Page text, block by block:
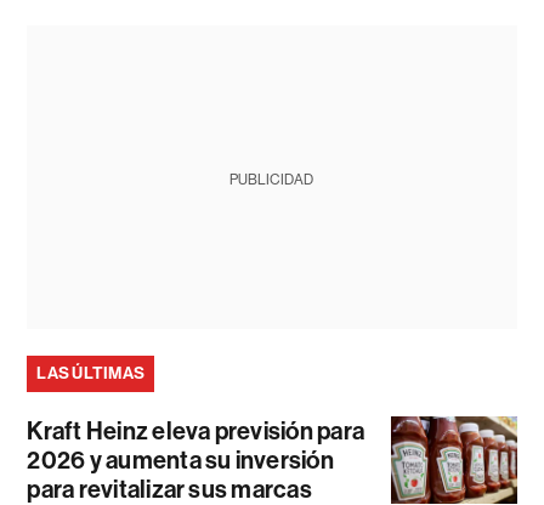
PUBLICIDAD
LAS ÚLTIMAS
Kraft Heinz eleva previsión para
2026 y aumenta su inversión
para revitalizar sus marcas